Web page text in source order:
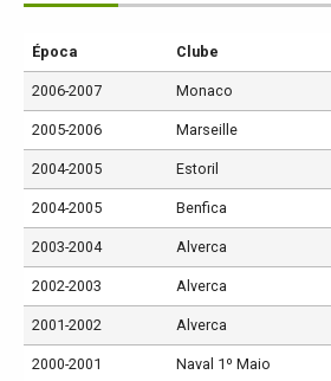
Época Clube
2006-2007 Monaco
2005-2006 Marseille
2004-2005 Estoril
2004-2005 Benfica
2003-2004 Alverca
2002-2003 Alverca
2001-2002 Alverca
2000-2001 Naval 1º Maio